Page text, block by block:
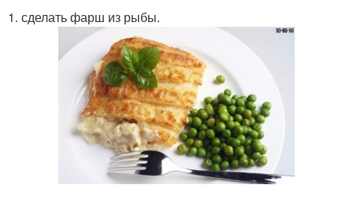
1. сделать фарш из рыбы.